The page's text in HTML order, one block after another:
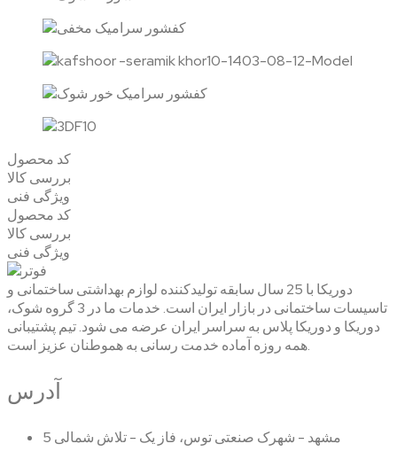
کد محصول
بررسی کالا
ویژگی فنی
کد محصول
بررسی کالا
ویژگی فنی
دوریکا با 25 سال سابقه تولیدکننده لوازم بهداشتی ساختمانی و
تاسیسات ساختمانی در بازار ایران است. خدمات ما در 3 گروه شوک،
دوریکا و دوریکا پلاس به سراسر ایران عرضه می شود. تیم پشتیبانی
همه روزه آماده خدمت رسانی به هموطنان عزیز است.
آدرس
مشهد - شهرک صنعتی توس، فاز یک - تلاش شمالی 5